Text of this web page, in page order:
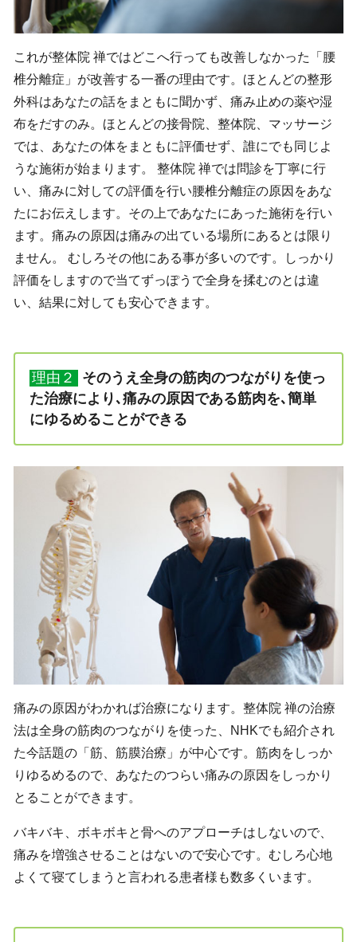
これが整体院 禅ではどこへ行っても改善しなかった「腰
椎分離症」が改善する一番の理由です。ほとんどの整形
外科はあなたの話をまともに聞かず、痛み止めの薬や湿
布をだすのみ。ほとんどの接骨院、整体院、マッサージ
では、あなたの体をまともに評価せず、誰にでも同じよ
うな施術が始まります。 整体院 禅では問診を丁寧に行
い、痛みに対しての評価を行い腰椎分離症の原因をあな
たにお伝えします。その上であなたにあった施術を行い
ます。痛みの原因は痛みの出ている場所にあるとは限り
ません。 むしろその他にある事が多いのです。しっかり
評価をしますので当てずっぽうで全身を揉むのとは違
い、結果に対しても安心できます。
理由２
そのうえ全身の筋肉のつながりを使っ
た治療により､痛みの原因である筋肉を､簡単
にゆるめることができる
痛みの原因がわかれば治療になります。整体院 禅の治療
法は全身の筋肉のつながりを使った、NHKでも紹介され
た今話題の「筋、筋膜治療」が中心です。筋肉をしっか
りゆるめるので、あなたのつらい痛みの原因をしっかり
とることができます。
バキバキ、ボキボキと骨へのアプローチはしないので、
痛みを増強させることはないので安心です。むしろ心地
よくて寝てしまうと言われる患者様も数多くいます。